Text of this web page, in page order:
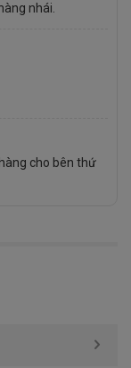
nhái.
cho bên thứ